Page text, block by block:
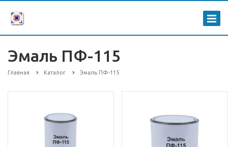
Эмаль ПФ-115
Главная Каталог Эмаль ПФ-115